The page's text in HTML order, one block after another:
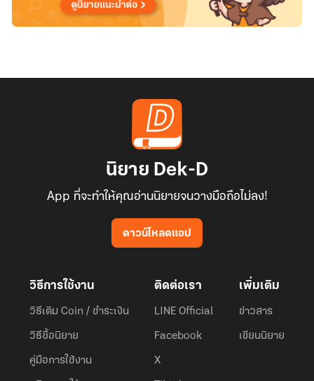
นิยาย Dek-D
App ที่จะทำให้คุณอ่านนิยายจนวางมือถือไม่ลง!
ดาวน์โหลดแอป
วิธีการใช้งาน
วิธีเติม Coin / ชำระเงิน
วิธีซื้อนิยาย
คู่มือการใช้งาน
ติดต่อเรา
LINE Official
Facebook
X
เพิ่มเติม
ข่าวสาร
เขียนนิยาย